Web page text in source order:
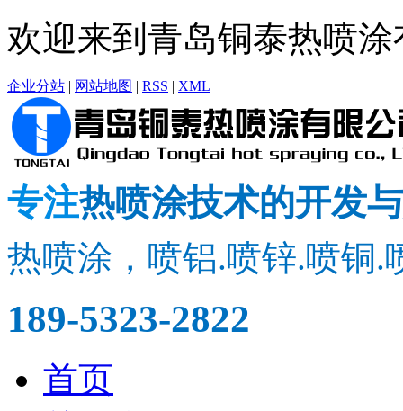
欢迎来到青岛铜泰热喷
企业分站 | 网站地图 | RSS | XML
专注热喷涂技术的开发
热喷涂，喷铝.喷锌.喷铜.
189-5323-2822
首页